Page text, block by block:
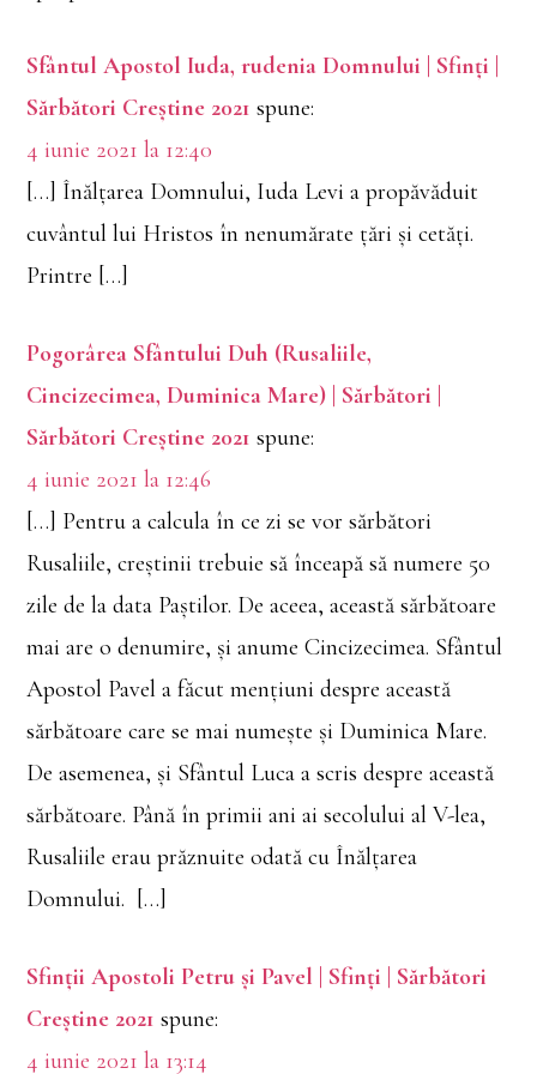
Sfântul Apostol Iuda, rudenia Domnului | Sfinți |
Sărbători Creștine 2021 spune:
4 iunie 2021 la 12:40
[…] Înălțarea Domnului, Iuda Levi a propăvăduit
cuvântul lui Hristos în nenumărate țări și cetăți.
Printre […]
Pogorârea Sfântului Duh (Rusaliile,
Cincizecimea, Duminica Mare) | Sărbători |
Sărbători Creștine 2021 spune:
4 iunie 2021 la 12:46
[…] Pentru a calcula în ce zi se vor sărbători
Rusaliile, creștinii trebuie să înceapă să numere 50
zile de la data Paștilor. De aceea, această sărbătoare
mai are o denumire, și anume Cincizecimea. Sfântul
Apostol Pavel a făcut mențiuni despre această
sărbătoare care se mai numește și Duminica Mare.
De asemenea, și Sfântul Luca a scris despre această
sărbătoare. Până în primii ani ai secolului al V-lea,
Rusaliile erau prăznuite odată cu Înălțarea
Domnului. […]
Sfinții Apostoli Petru și Pavel | Sfinți | Sărbători
Creștine 2021 spune:
4 iunie 2021 la 13:14